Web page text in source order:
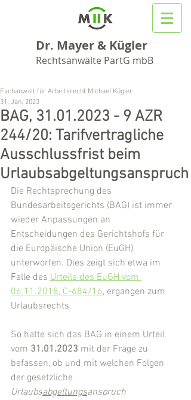
Dr. Mayer & Kügler
Rechtsanwälte PartG mbB
BAG, 31.01.2023 - 9 AZR
244/20: Tarifvertragliche
Ausschlussfrist beim
Urlaubsabgeltungsanspruch
Fachanwalt für Arbeitsrecht Michael Kügler
31. Jan. 2023
Die Rechtsprechung des
Bundesarbeitsgerichts (BAG) ist immer
wieder Anpassungen an
Entscheidungen des Gerichtshofs für
die Europäische Union (EuGH)
unterworfen. Dies zeigt sich etwa im
Falle des Urteils des EuGH vom
06.11.2018, C-684/16, ergangen zum
Urlaubsrechts.
So hatte sich das BAG in einem Urteil
vom 31.01.2023 mit der Frage zu
befassen, ob und mit welchen Folgen
der gesetzliche
Urlaubsabgeltungsanspruch